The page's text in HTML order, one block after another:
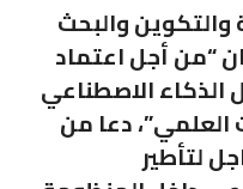
والتكوين والبحث
“من أجل اعتماد
الذكاء الاصطناعي
العلمي”، دعا من
لتأطير